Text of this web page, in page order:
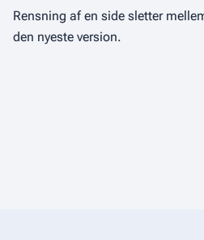
Rensning af en side sletter
den nyeste version.